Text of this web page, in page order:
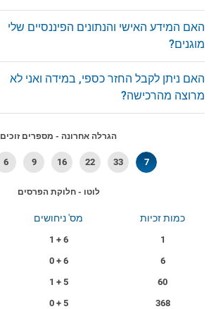
האם המידע האישי והנתונים הפיננסיים שלי
מוגנים?
האם ניתן לקבל החזר כספי, במידה ואני לא
מרוצה מהרכישה?
הגרלה אחרונה - מספרים זוכים
6 9 16 22 33 7
לוטו - חלוקת הפרסים
כמות זכיות מס' ניחושים
1
6
60
368
6 + 1
6 + 0
5 + 1
5 + 0